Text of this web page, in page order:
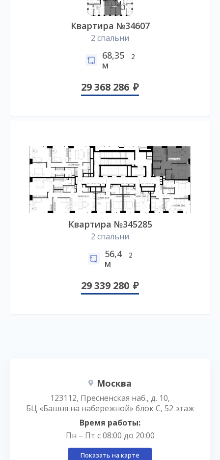
Квартира №34607
2 спальни
68,35
м
2
29 368 286
Квартира №345285
2 спальни
56,4
м
2
29 339 280
Москва
123112, Пресненская наб., д. 10,
БЦ «Башня на набережной» блок С, 52 этаж
Время работы:
Пн – Пт с 08:00 до 20:00
Показать на карте